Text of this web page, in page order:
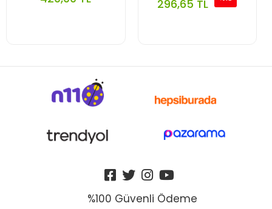
296,65 TL
%100 Güvenli Ödeme